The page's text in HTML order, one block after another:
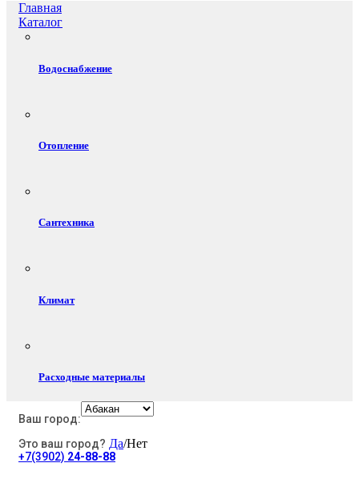
Главная
Каталог
Водоснабжение
Отопление
Сантехника
Климат
Расходные материалы
Электротовары
Ваш город:
Это ваш город? Да/Нет
+7(3902) 24-88-88